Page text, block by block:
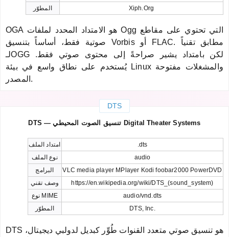
المطوّر
Xiph.Org
OGA هو الامتداد المحدد لملفات Ogg التي تحتوي على مقاطع
صوتية فقط، أساساً بتنسيق Vorbis أو FLAC. مطابق تقنياً
لـOGG لكن بامتداد يشير صراحةً إلى محتوى صوتي فقط.
يُستخدم على نطاق واسع في بيئة Linux والمشغلات مفتوحة
المصدر.
DTS
DTS — تنسيق الصوت المحيطي Digital Theater Systems
امتداد الملف
.dts
نوع الملف
audio
البرامج
VLC media player MPlayer Kodi foobar2000 PowerDVD
وصف تقني
https://en.wikipedia.org/wiki/DTS_(sound_system)
نوع MIME
audio/vnd.dts
المطوّر
DTS, Inc.
DTS هو تنسيق صوتي متعدد القنوات طُوِّر كبديل لدولبي ديجيتال،